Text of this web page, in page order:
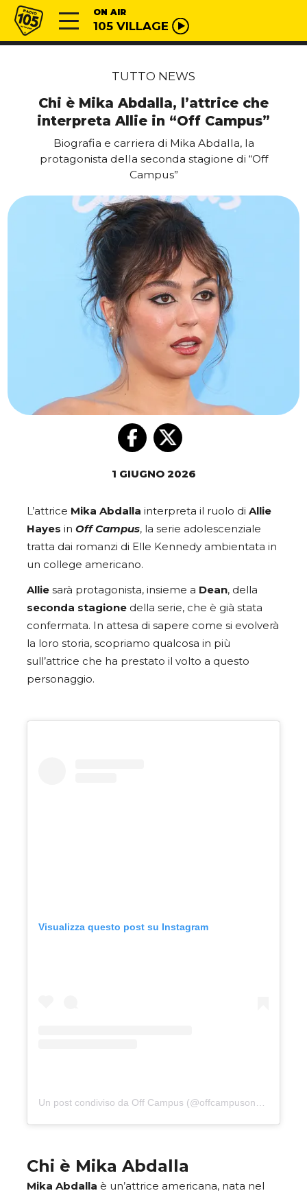
Vai al contenuto
Radio 105 ON AIR
105 VILLAGE
TUTTO NEWS
Chi è Mika Abdalla, l’attrice che
interpreta Allie in “Off Campus”
Biografia e carriera di Mika Abdalla, la
protagonista della seconda stagione di “Off
Campus”
1 GIUGNO 2026
L’attrice Mika Abdalla interpreta il ruolo di Allie
Hayes in Off Campus, la serie adolescenziale
tratta dai romanzi di Elle Kennedy ambientata in
un college americano.
Allie sarà protagonista, insieme a Dean, della
seconda stagione della serie, che è già stata
confermata. In attesa di sapere come si evolverà
la loro storia, scopriamo qualcosa in più
sull’attrice che ha prestato il volto a questo
personaggio.
Visualizza questo post su Instagram
Chi è Mika Abdalla
Mika Abdalla è un’attrice americana, nata nel